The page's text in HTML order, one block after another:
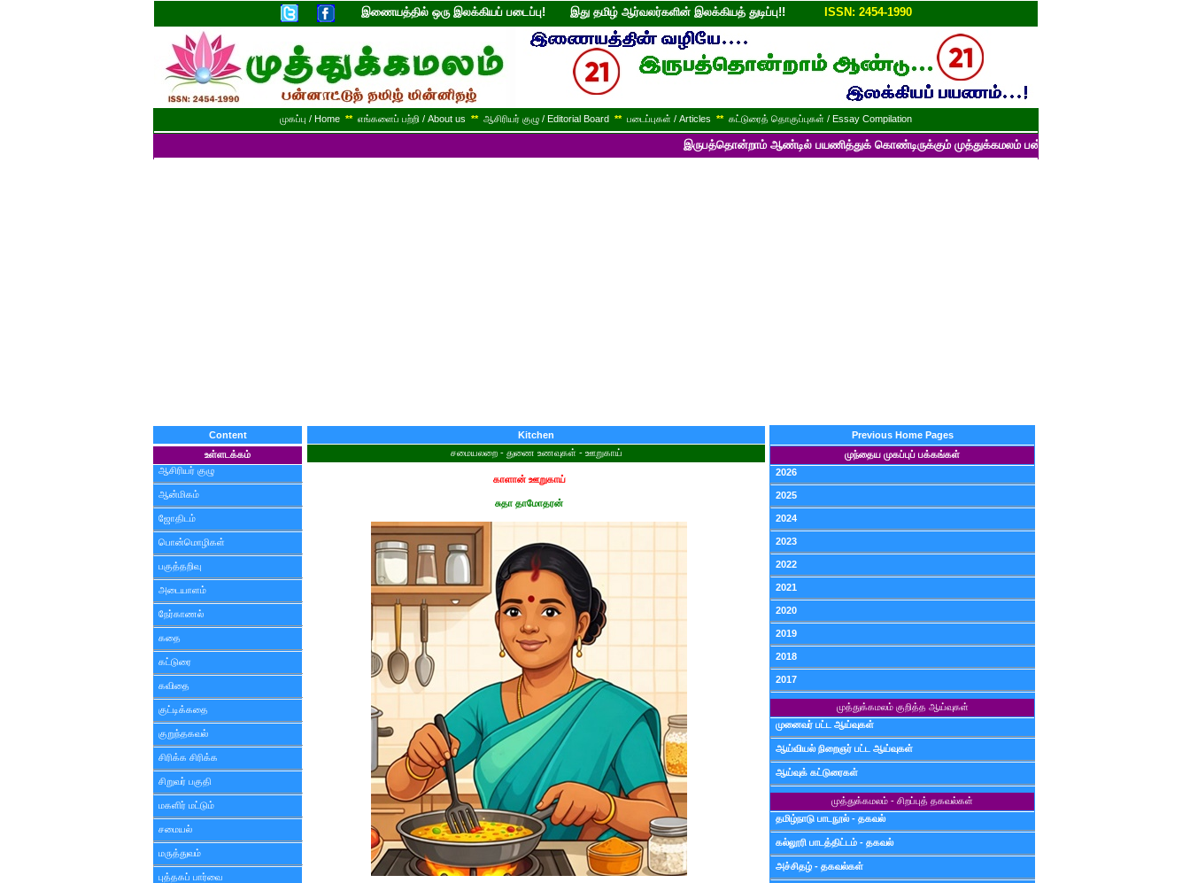
இணையத்தில் ஒரு இலக்கியப் படைப்பு! இது தமிழ் ஆர்வலர்களின் இலக்கியத் துடிப்பு!! ISSN: 2454-1990
முகப்பு / Home ** எங்களைப் பற்றி / About us ** ஆசிரியர் குழு / Editorial Board ** படைப்புகள் / Articles ** கட்டுரைத் தொகுப்புகள் / Essay Compilation
இருபத்தொன்றாம் ஆண்டில் பயணித்துக் கொண்டிருக்கும் முத்துக்கமலம் பன்னாட்டுத் தமிழ் மின்னிதழின்
Content
உள்ளடக்கம்
ஆசிரியர் குழு
ஆன்மிகம்
ஜோதிடம்
பொன்மொழிகள்
பகுத்தறிவு
அடையாளம்
நேர்காணல்
கதை
கட்டுரை
கவிதை
குட்டிக்கதை
குறுந்தகவல்
சிரிக்க சிரிக்க
சிறுவர் பகுதி
மகளிர் மட்டும்
சமையல்
மருத்துவம்
புத்தகப் பார்வை
Kitchen
சமையலறை - துணை உணவுகள் - ஊறுகாய்
காளான் ஊறுகாய்
சுதா தாமோதரன்
Previous Home Pages
முந்தைய முகப்புப் பக்கங்கள்
2026
2025
2024
2023
2022
2021
2020
2019
2018
2017
முத்துக்கமலம் குறித்த ஆய்வுகள்
முனைவர் பட்ட ஆய்வுகள்
ஆய்வியல் நிறைஞர் பட்ட ஆய்வுகள்
ஆய்வுக் கட்டுரைகள்
முத்துக்கமலம் - சிறப்புத் தகவல்கள்
தமிழ்நாடு பாடநூல் - தகவல்
கல்லூரி பாடத்திட்டம் - தகவல்
அச்சிதழ் - தகவல்கள்